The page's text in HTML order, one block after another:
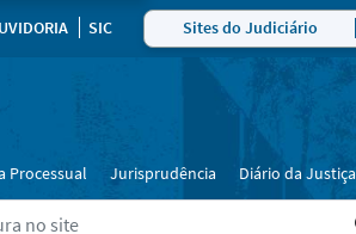
SIC Sites do Judiciário
Processual Jurisprudência Diário da Justiça